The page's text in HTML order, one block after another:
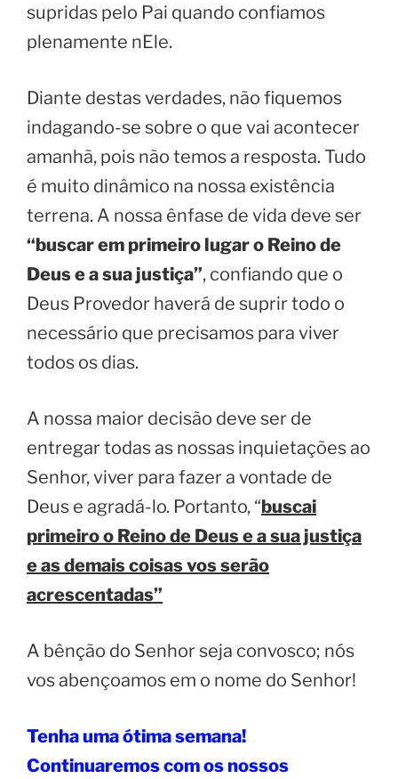
supridas pelo Pai quando confiamos
plenamente nEle.
Diante destas verdades, não fiquemos
indagando-se sobre o que vai acontecer
amanhã, pois não temos a resposta. Tudo
é muito dinâmico na nossa existência
terrena. A nossa ênfase de vida deve ser
“buscar em primeiro lugar o Reino de
Deus e a sua justiça”, confiando que o
Deus Provedor haverá de suprir todo o
necessário que precisamos para viver
todos os dias.
A nossa maior decisão deve ser de
entregar todas as nossas inquietações ao
Senhor, viver para fazer a vontade de
Deus e agradá-lo. Portanto, “buscai
primeiro o Reino de Deus e a sua justiça
e as demais coisas vos serão
acrescentadas”
A bênção do Senhor seja convosco; nós
vos abençoamos em o nome do Senhor!
Tenha uma ótima semana!
Continuaremos com os nossos